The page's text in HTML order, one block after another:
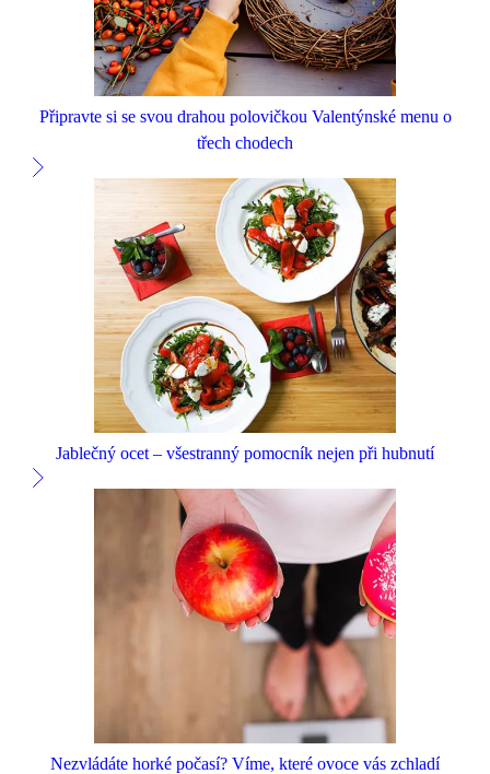
Připravte si se svou drahou polovičkou Valentýnské menu o
třech chodech
Jablečný ocet – všestranný pomocník nejen při hubnutí
Nezvládáte horké počasí? Víme, které ovoce vás zchladí